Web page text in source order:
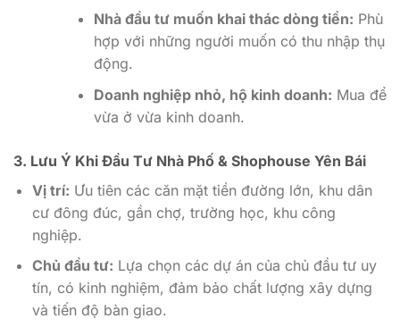
Nhà đầu tư muốn khai thác dòng tiền: Phù
hợp với những người muốn có thu nhập thụ
động.
Doanh nghiệp nhỏ, hộ kinh doanh: Mua để
vừa ở vừa kinh doanh.
3. Lưu Ý Khi Đầu Tư Nhà Phố & Shophouse Yên Bái
Vị trí: Ưu tiên các căn mặt tiền đường lớn, khu dân
cư đông đúc, gần chợ, trường học, khu công
nghiệp.
Chủ đầu tư: Lựa chọn các dự án của chủ đầu tư uy
tín, có kinh nghiệm, đảm bảo chất lượng xây dựng
và tiến độ bàn giao.